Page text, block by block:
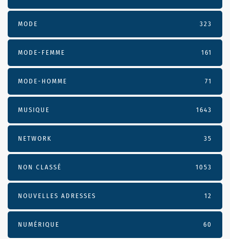
MODE 323
MODE-FEMME 161
MODE-HOMME 71
MUSIQUE 1643
NETWORK 35
NON CLASSÉ 1053
NOUVELLES ADRESSES 12
NUMÉRIQUE 60